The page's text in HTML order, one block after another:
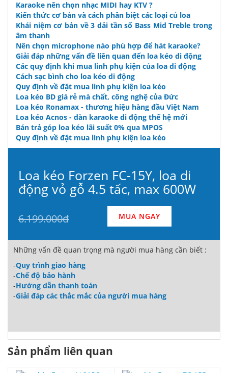
Karaoke nên chọn nhạc MIDI hay KTV ?
Kiến thức cơ bản và cách phân biệt các loại củ loa
Khái niệm cơ bản về 3 dải tần số Bass Mid Treble trong
âm thanh
Nên chọn microphone nào phù hợp để hát karaoke?
Giải đáp những vấn đề liên quan đến loa kéo di động
Các quy định khi mua linh phụ kiện của loa di động
Cách sạc bình cho loa kéo di động
Quy định về đặt mua linh phụ kiện loa kéo
Loa kéo BD giá rẻ mà chất, công nghệ của Đức
Loa kéo Ronamax - thương hiệu hàng đầu Việt Nam
Loa kéo Acnos - dàn karaoke di động thế hệ mới
Bán trả góp loa kéo lãi suất 0% qua MPOS
Quy định về đặt mua linh phụ kiện loa kéo
Loa kéo Forzen FC-15Y, loa di
động vỏ gỗ 4.5 tấc, max 600W
6.199.000đ MUA NGAY
Những vấn đề quan trọng mà người mua hàng cần biết :
-Quy trình giao hàng
-Chế độ bảo hành
-Hướng dẫn thanh toán
-Giải đáp các thắc mắc của người mua hàng
Sản phẩm liên quan